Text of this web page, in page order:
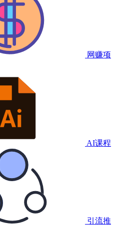
网赚项
AI课程
引流推